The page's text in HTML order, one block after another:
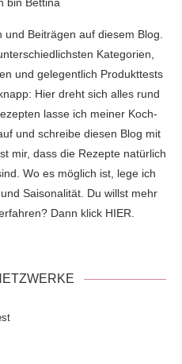
Beiträgen auf diesem Blog.
Kategorien,
und gelegentlich Produkttests
Hier dreht sich alles rund
lasse ich meiner Koch-
und schreibe diesen Blog mit
mir, dass die Rezepte natürlich
Wo es möglich ist, lege ich
Saisonalität. Du willst mehr
Dann klick HIER